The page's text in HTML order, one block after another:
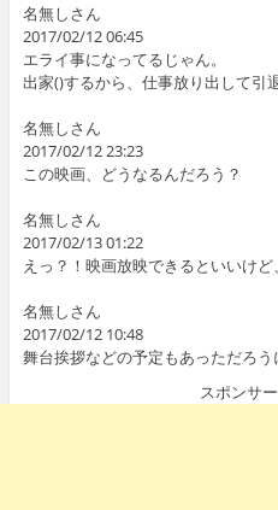
名無しさん
2017/02/12 06:45
エライ事になってるじゃん。
出家()するから、仕事放り出して引
名無しさん
2017/02/12 23:23
この映画、どうなるんだろう？
名無しさん
2017/02/13 01:22
えっ？！映画放映できるといいけ
名無しさん
2017/02/12 10:48
舞台挨拶などの予定もあっただろう
スポンサ